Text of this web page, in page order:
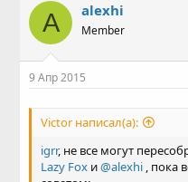
A alexhi
Member
9 Апр 2015
Victor написал(а):
igrr, не все могут
Lazy Fox и@alexhi , пока